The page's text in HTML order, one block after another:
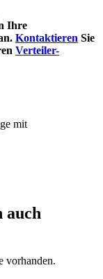
Ihre
Kontaktieren Sie
Verteiler-
mit
auch
vorhanden.